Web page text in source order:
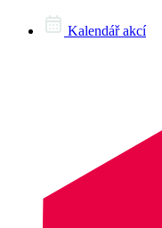
Kalendář akcí